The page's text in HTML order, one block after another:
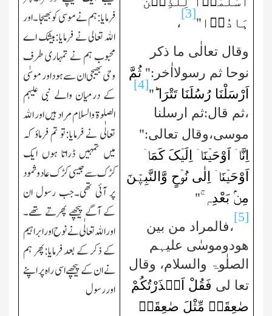
ہَادُوۡا "
[3]
،
وقالتعالٰی ما ذکر
نوحا ثم رسولااٰخر:" ثُمَّ
اَرْسَلْنَا رُسُلَنَا تَتْرَا ؕ"
[4]
،ثم قال:ثم ارسلنا
موسی،وقال تعالی:"
اِنَّاۤ اَوْحَیۡنَاۤ اِلَیۡکَ کَمَاۤ
اَوْحَیۡنَاۤ اِلٰی نُوۡحٍ وَّالنَّبِیّٖنَ
مِنۡۢ بَعْدِہٖ ۚ"
[5]
،فالمراد من بین
ھودوموسٰی علیہم
الصلٰوۃ والسلام، وقال
تعا لی فَقُلْ اَنۡذَرْتُکُمْ
صٰعِقَۃً مِّثْلَ صٰعِقَۃِ
فرمایا:ہم نے موسی کو بھیجا ۔اور
الله تعالی نے فرمایا:بیشك اے
محبوب ہم نے تمہاری طرف
وحی بھیجی ا ن سے ہود اور موسٰی
کے درمیان والے نبی علیہم
الصلوۃ والسلام مراد ہیں اور اﷲ
تعالٰی نے فرمایا:تو تم فرماؤ کہ
میں تمہیں ڈراتا ہوں ایك
کڑك سے جیسی کڑك عاد وثمود
پر آئی تھی۔جب رسول ان
کے آگے پیچھے پھرتے تھے۔
اور اﷲ تعالٰی نے نوح اور ابراہیم
کے ذکر کے بعد فرمایا:پھر ہم
نے ان کے پیچھے اسی راہ پر اپنے
اور رسول